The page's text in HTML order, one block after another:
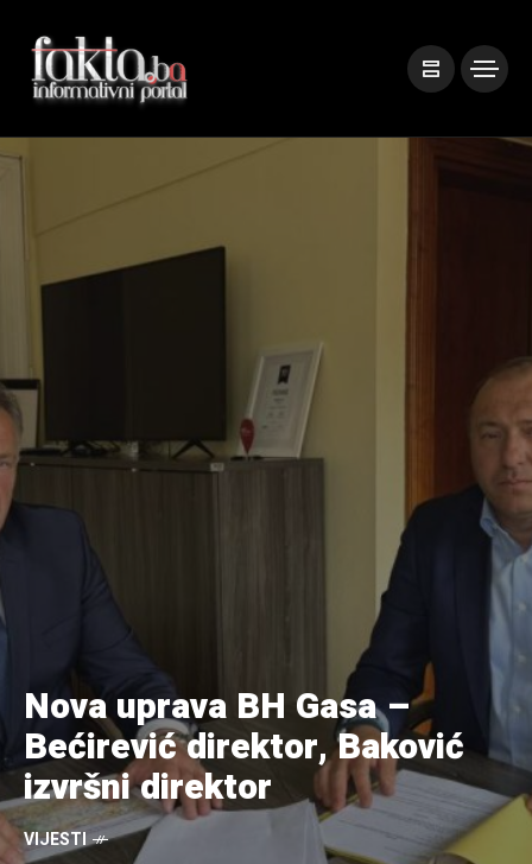
Nova uprava BH Gasa –
Bećirević direktor, Baković
izvršni direktor
VIJESTI